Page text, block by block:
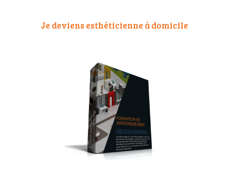
Je deviens esthéticienne à domicile